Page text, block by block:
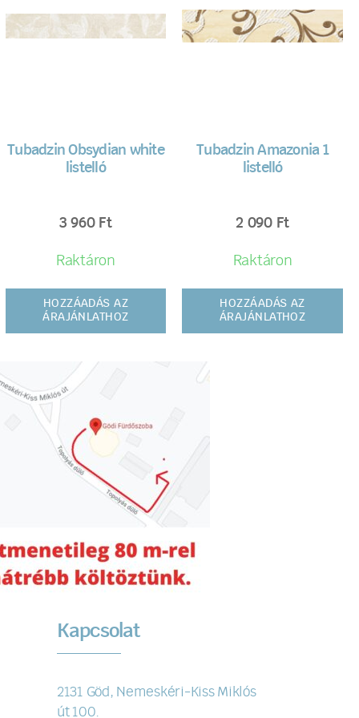
Tubadzin Obsydian white
listelló
3 960 Ft
Raktáron
HOZZÁADÁS AZ
ÁRAJÁNLATHOZ
Tubadzin Amazonia 1
listelló
2 090 Ft
Raktáron
HOZZÁADÁS AZ
ÁRAJÁNLATHOZ
Kapcsolat
2131 Göd, Nemeskéri-Kiss Miklós
út 100.